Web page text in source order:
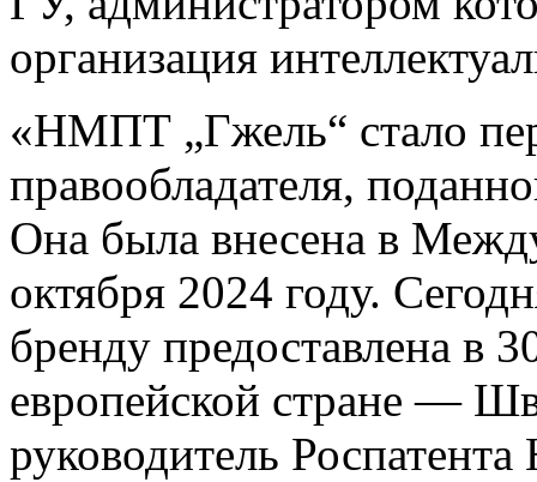
организация
«НМПТ „Гжель“ стало
правообладателя,
Она была внесена в
октября 2024 году.
бренду предоставлена в
европейской стране —
руководитель